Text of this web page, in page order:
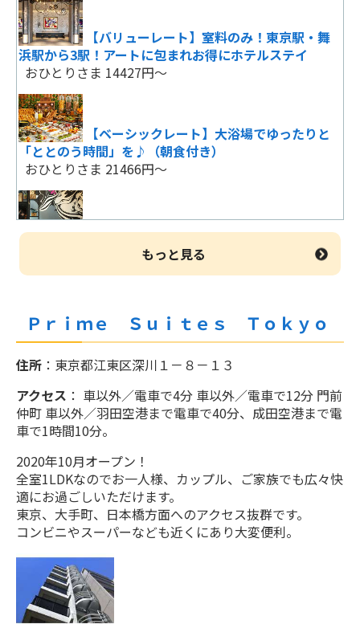
ュ！話題のミラブルルーム 朝食付
おひとりさま 13860円～
おひとりさま 18610円～
おひとりさま 21360円～
正規料金 素泊り
正規料金 朝食付
おひとりさま 35760円～
正規料金 朝食付
おひとりさま 25110円～
スイートルーム モニタープラン 〈素泊
り〉
スイートルーム モニタープラン 〈朝食
【バリューレート】室料のみ！東京駅・舞
浜駅から3駅！アートに包まれお得にホテルステイ
おひとりさま 14427円～
【ベーシックレート】大浴場でゆったりと
「ととのう時間」を♪（朝食付き）
おひとりさま 21466円～
【ベーシックレート】大浴場でゆったりと
「ととのう時間」を♪（お部屋のみ）
おひとりさま 17966円～
【バリューレート】室料のみ！東京駅・舞
浜駅から3駅！アートに包まれお得にホテルステイ
おひとりさま 15135円～
【早期予約レート】30日前のご予約でお得
にステイ！（室料のみ）
おひとりさま 14339円～
【ベーシックレート】大浴場でゆったりと
「ととのう時間」を♪（朝食付き）
おひとりさま 22350円～
【バリューレート】朝食付き！東京駅・舞
もっと見る
Ｐｒｉｍｅ Ｓｕｉｔｅｓ Ｔｏｋｙｏ
住所 ：東京都江東区深川１－８－１３
アクセス ： 車以外／電車で4分 車以外／電車で12分 門前
仲町 車以外／羽田空港まで電車で40分、成田空港まで電
車で1時間10分。
2020年10月オープン！
全室1LDKなのでお一人様、カップル、ご家族でも広々快
適にお過ごしいただけます。
東京、大手町、日本橋方面へのアクセス抜群です。
コンビニやスーパーなども近くにあり大変便利。